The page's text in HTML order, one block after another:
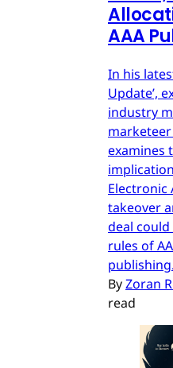
AAA
In his
Update’,
industry
examines
Electronic
takeover
deal
rules of
publishing.
ByZoran
read